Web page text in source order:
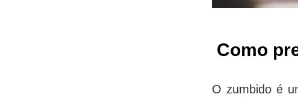
Como
O zumbido é